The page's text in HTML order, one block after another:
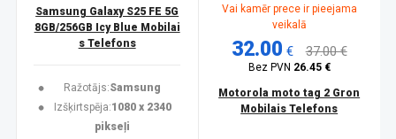
Samsung Galaxy S25 FE 5G
8GB/256GB Icy Blue Mobilai
s Telefons
Ražotājs:Samsung
Izšķirtspēja:1080 x 2340
pikseļi
Vai kamēr prece ir pieejama
veikalā
32.00 € 37.00 €
Bez PVN 26.45 €
Motorola moto tag 2 Gron
Mobilais Telefons